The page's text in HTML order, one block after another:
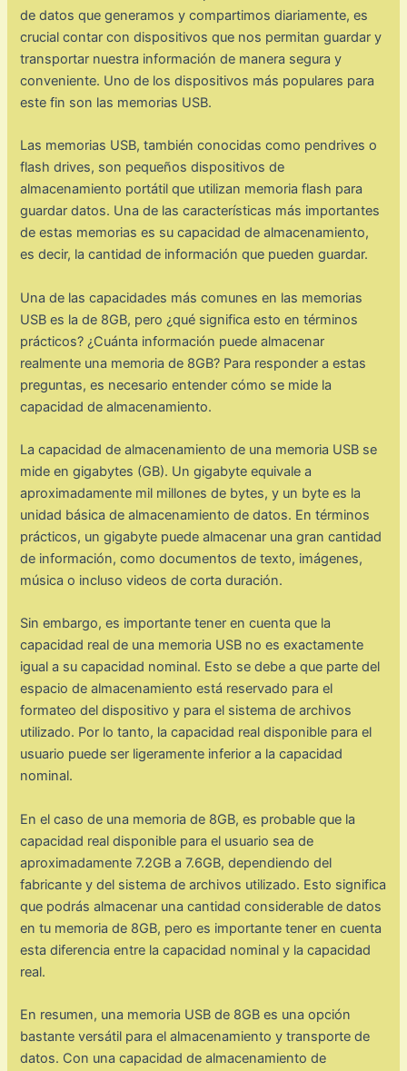
de datos que generamos y compartimos diariamente, es
crucial contar con dispositivos que nos permitan guardar y
transportar nuestra información de manera segura y
conveniente. Uno de los dispositivos más populares para
este fin son las memorias USB.
Las memorias USB, también conocidas como pendrives o
flash drives, son pequeños dispositivos de
almacenamiento portátil que utilizan memoria flash para
guardar datos. Una de las características más importantes
de estas memorias es su capacidad de almacenamiento,
es decir, la cantidad de información que pueden guardar.
Una de las capacidades más comunes en las memorias
USB es la de 8GB, pero ¿qué significa esto en términos
prácticos? ¿Cuánta información puede almacenar
realmente una memoria de 8GB? Para responder a estas
preguntas, es necesario entender cómo se mide la
capacidad de almacenamiento.
La capacidad de almacenamiento de una memoria USB se
mide en gigabytes (GB). Un gigabyte equivale a
aproximadamente mil millones de bytes, y un byte es la
unidad básica de almacenamiento de datos. En términos
prácticos, un gigabyte puede almacenar una gran cantidad
de información, como documentos de texto, imágenes,
música o incluso videos de corta duración.
Sin embargo, es importante tener en cuenta que la
capacidad real de una memoria USB no es exactamente
igual a su capacidad nominal. Esto se debe a que parte del
espacio de almacenamiento está reservado para el
formateo del dispositivo y para el sistema de archivos
utilizado. Por lo tanto, la capacidad real disponible para el
usuario puede ser ligeramente inferior a la capacidad
nominal.
En el caso de una memoria de 8GB, es probable que la
capacidad real disponible para el usuario sea de
aproximadamente 7.2GB a 7.6GB, dependiendo del
fabricante y del sistema de archivos utilizado. Esto significa
que podrás almacenar una cantidad considerable de datos
en tu memoria de 8GB, pero es importante tener en cuenta
esta diferencia entre la capacidad nominal y la capacidad
real.
En resumen, una memoria USB de 8GB es una opción
bastante versátil para el almacenamiento y transporte de
datos. Con una capacidad de almacenamiento de